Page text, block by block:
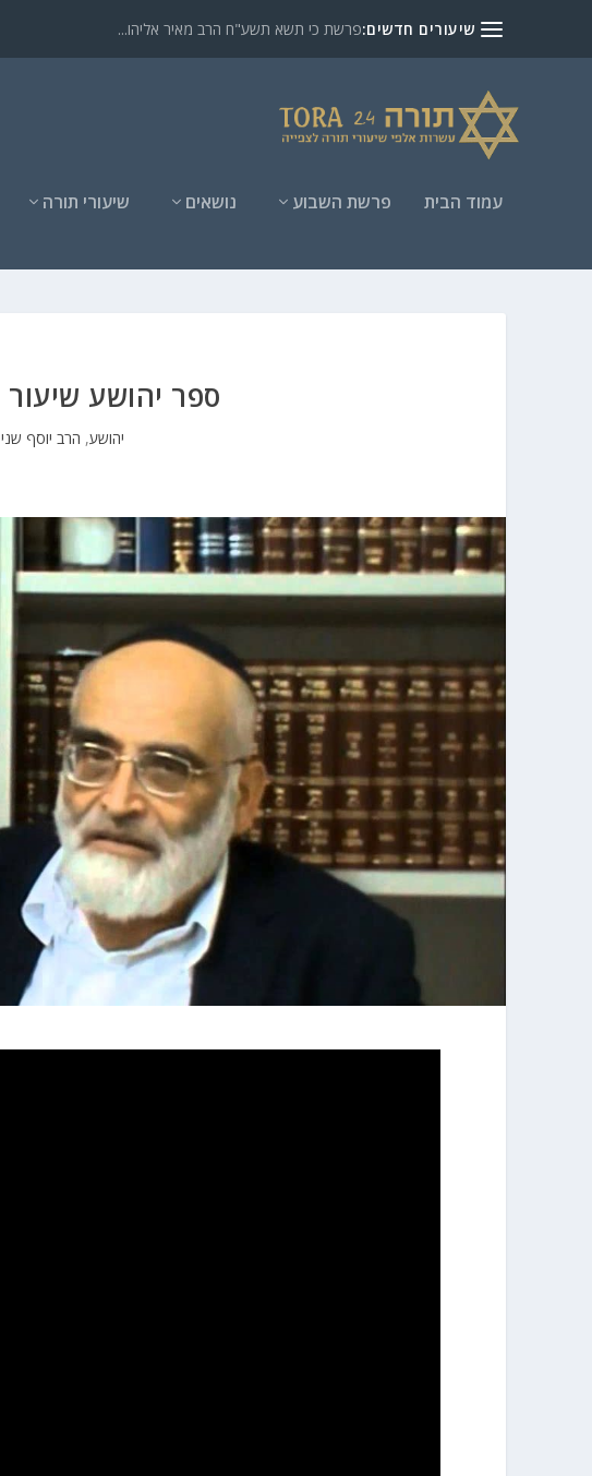
שיעורים חדשים:פרשת כי תשא תשע"ח הרב מאיר אליהו...
עמוד הבית פרשת השבוע נושאים שיעורי תורה
ספר יהושע שיעור 3 הרב יוסף שני
יהושע, הרב יוסף שני